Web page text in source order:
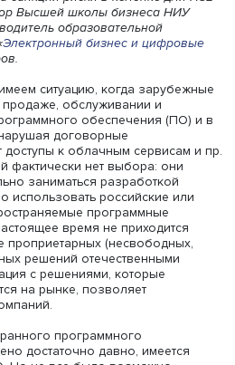
и поставщики
а также компании,
услуги, например
бизнес в России. О том, как
а также о необходимости
за санкций риски в колонке
Высшей школы бизнеса
образовательной
«Электронный бизнес и
имеем ситуацию, когда
в продаже, обслуживании и
программного обеспечения
нарушая договорные
доступы к облачным
фактически нет выбора:
заниматься разработкой
использовать российские
программные